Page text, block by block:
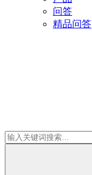
问答
精品问答